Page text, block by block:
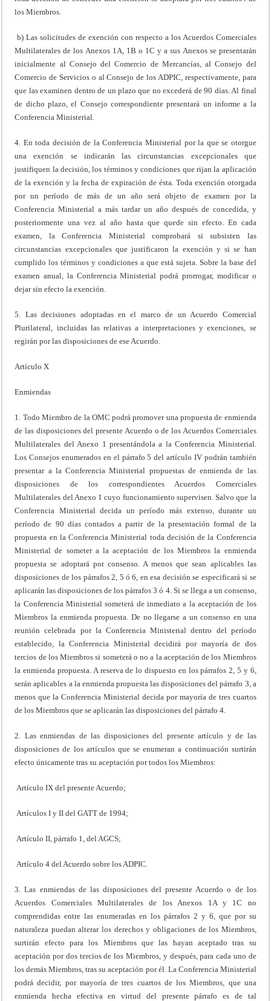
los Miembros.
b) Las solicitudes de exención con respecto a los Acuerdos Comerciales
Multilaterales de los Anexos 1A, 1B o 1C y a sus Anexos se presentarán
inicialmente al Consejo del Comercio de Mercancías, al Consejo del
Comercio de Servicios o al Consejo de los ADPIC, respectivamente, para
que las examinen dentro de un plazo que no excederá de 90 días. Al final
de dicho plazo, el Consejo correspondiente presentará un informe a la
Conferencia Ministerial.
4. En toda decisión de la Conferencia Ministerial por la que se otorgue
una exención se indicarán las circunstancias excepcionales que
justifiquen la decisión, los términos y condiciones que rijan la aplicación
de la exención y la fecha de expiración de ésta. Toda exención otorgada
por un período de más de un año será objeto de examen por la
Conferencia Ministerial a más tardar un año después de concedida, y
posteriormente una vez al año hasta que quede sin efecto. En cada
examen, la Conferencia Ministerial comprobará si subsisten las
circunstancias excepcionales que justificaron la exención y si se han
cumplido los términos y condiciones a que está sujeta. Sobre la base del
examen anual, la Conferencia Ministerial podrá prorrogar, modificar o
dejar sin efecto la exención.
5. Las decisiones adoptadas en el marco de un Acuerdo Comercial
Plurilateral, incluidas las relativas a interpretaciones y exenciones, se
regirán por las disposiciones de ese Acuerdo.
Artículo X
Enmiendas
1. Todo Miembro de la OMC podrá promover una propuesta de enmienda
de las disposiciones del presente Acuerdo o de los Acuerdos Comerciales
Multilaterales del Anexo 1 presentándola a la Conferencia Ministerial.
Los Consejos enumerados en el párrafo 5 del artículo IV podrán también
presentar a la Conferencia Ministerial propuestas de enmienda de las
disposiciones de los correspondientes Acuerdos Comerciales
Multilaterales del Anexo 1 cuyo funcionamiento supervisen. Salvo que la
Conferencia Ministerial decida un período más extenso, durante un
período de 90 días contados a partir de la presentación formal de la
propuesta en la Conferencia Ministerial toda decisión de la Conferencia
Ministerial de someter a la aceptación de los Miembros la enmienda
propuesta se adoptará por consenso. A menos que sean aplicables las
disposiciones de los párrafos 2, 5 ó 6, en esa decisión se especificará si se
aplicarán las disposiciones de los párrafos 3 ó 4. Si se llega a un consenso,
la Conferencia Ministerial someterá de inmediato a la aceptación de los
Miembros la enmienda propuesta. De no llegarse a un consenso en una
reunión celebrada por la Conferencia Ministerial dentro del período
establecido, la Conferencia Ministerial decidirá por mayoría de dos
tercios de los Miembros si someterá o no a la aceptación de los Miembros
la enmienda propuesta. A reserva de lo dispuesto en los párrafos 2, 5 y 6,
serán aplicables a la enmienda propuesta las disposiciones del párrafo 3, a
menos que la Conferencia Ministerial decida por mayoría de tres cuartos
de los Miembros que se aplicarán las disposiciones del párrafo 4.
2. Las enmiendas de las disposiciones del presente artículo y de las
disposiciones de los artículos que se enumeran a continuación surtirán
efecto únicamente tras su aceptación por todos los Miembros:
Artículo IX del presente Acuerdo;
Artículos I y II del GATT de 1994;
Artículo II, párrafo 1, del AGCS;
Artículo 4 del Acuerdo sobre los ADPIC.
3. Las enmiendas de las disposiciones del presente Acuerdo o de los
Acuerdos Comerciales Multilaterales de los Anexos 1A y 1C no
comprendidas entre las enumeradas en los párrafos 2 y 6, que por su
naturaleza puedan alterar los derechos y obligaciones de los Miembros,
surtirán efecto para los Miembros que las hayan aceptado tras su
aceptación por dos tercios de los Miembros, y después, para cada uno de
los demás Miembros, tras su aceptación por él. La Conferencia Ministerial
podrá decidir, por mayoría de tres cuartos de los Miembros, que una
enmienda hecha efectiva en virtud del presente párrafo es de tal